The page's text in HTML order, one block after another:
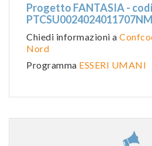
Progetto FANTASIA -
Chiedi informazioni a
Nord
Programma ESSERI UMANI